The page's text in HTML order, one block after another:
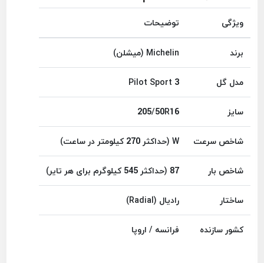
ویژگی توضیحات
برند
Michelin (میشلن)
مدل گل
Pilot Sport 3
سایز
205/50R16
شاخص سرعت
W (حداکثر 270 کیلومتر در ساعت)
شاخص بار
87 (حداکثر 545 کیلوگرم برای هر تایر)
ساختار
رادیال (Radial)
کشور سازنده
فرانسه / اروپا